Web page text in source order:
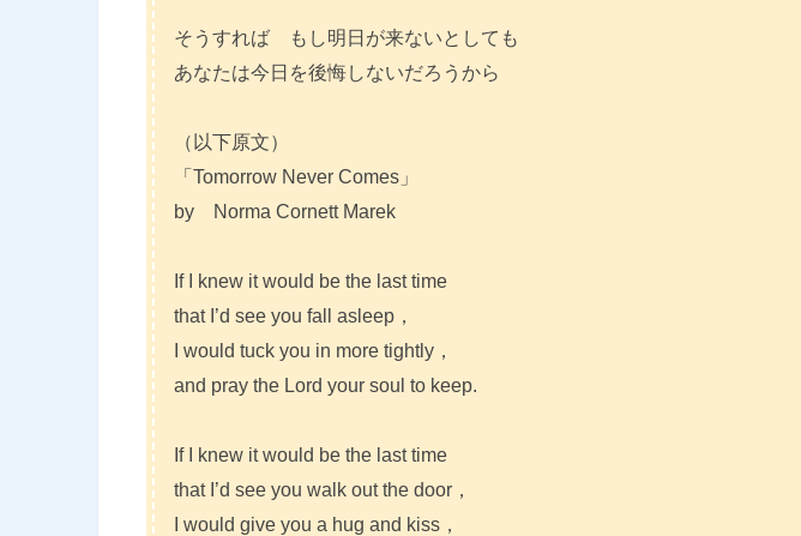
そうすれば もし明日が来ないとしても
あなたは今日を後悔しないだろうから
（以下原文）
「Tomorrow Never Comes」
by Norma Cornett Marek
If I knew it would be the last time
that I’d see you fall asleep，
I would tuck you in more tightly，
and pray the Lord your soul to keep.
If I knew it would be the last time
that I’d see you walk out the door，
I would give you a hug and kiss，